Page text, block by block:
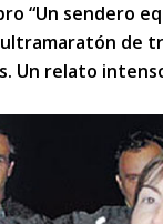
“Un sendero
de
Un relato